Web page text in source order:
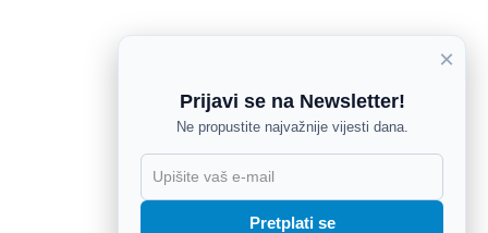
×
Prijavi se na Newsletter!
Ne propustite najvažnije vijesti dana.
Pretplati se